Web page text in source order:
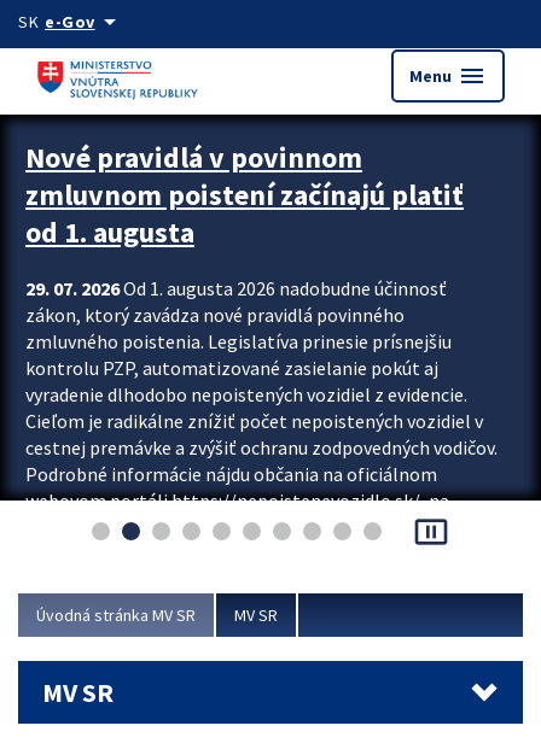
Preskocit na hlavný obsah
SK e-Govarrow_drop_down
Menu menu
Zastavit automatický posun upútavok
Nové pravidlá v povinnom
zmluvnom poistení začínajú platiť
od 1. augusta
29. 07. 2026Od 1. augusta 2026 nadobudne účinnosť
zákon, ktorý zavádza nové pravidlá povinného
zmluvného poistenia. Legislatíva prinesie prísnejšiu
kontrolu PZP, automatizované zasielanie pokút aj
vyradenie dlhodobo nepoistených vozidiel z evidencie.
Cieľom je radikálne znížiť počet nepoistených vozidiel v
cestnej premávke a zvýšiť ochranu zodpovedných vodičov.
Podrobné informácie nájdu občania na oficiálnom
webovom portáli https://nepoistenevozidlo.sk/, na
ktorom od augusta pribudne aj možnosť overiť si...
pause_presentation
Úvodná stránka MV SR MV SR
MV SR